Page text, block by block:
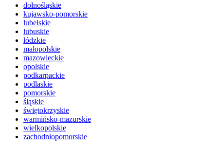
dolnośląskie
kujawsko-pomorskie
lubelskie
lubuskie
łódzkie
małopolskie
mazowieckie
opolskie
podkarpackie
podlaskie
pomorskie
śląskie
świętokrzyskie
warmińsko-mazurskie
wielkopolskie
zachodniopomorskie